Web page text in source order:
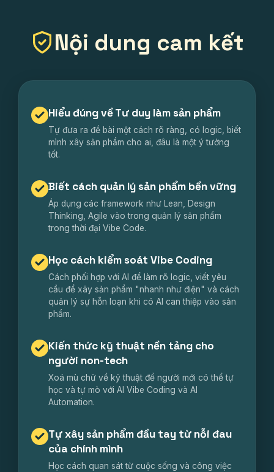
Nội dung cam kết
Hiểu đúng về Tư duy làm sản phẩm
Tự đưa ra đề bài một cách rõ ràng, có logic, biết
mình xây sản phẩm cho ai, đâu là một ý tưởng
tốt.
Biết cách quản lý sản phẩm bền vững
Áp dụng các framework như Lean, Design
Thinking, Agile vào trong quản lý sản phẩm
trong thời đại Vibe Code.
Học cách kiểm soát Vibe Coding
Cách phối hợp với AI để làm rõ logic, viết yêu
cầu để xây sản phẩm "nhanh như điện" và cách
quản lý sự hỗn loạn khi có AI can thiệp vào sản
phẩm.
Kiến thức kỹ thuật nền tảng cho
người non-tech
Xoá mù chữ về kỹ thuật để người mới có thể tự
học và tự mò với AI Vibe Coding và AI
Automation.
Tự xây sản phẩm đầu tay từ nỗi đau
của chính mình
Học cách quan sát từ cuộc sống và công việc